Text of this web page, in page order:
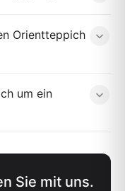
Orientteppich
um ein
Sie mit uns.